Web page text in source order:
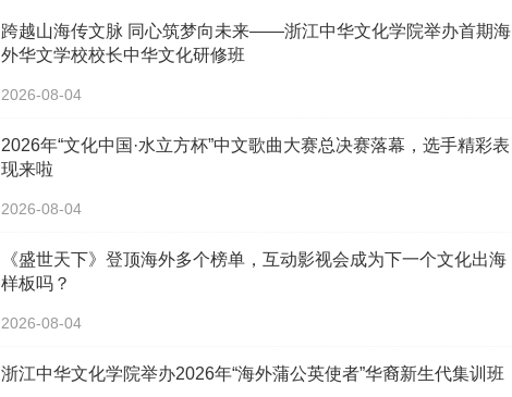
跨越山海传文脉 同心筑梦向未来——浙江中华文化学院举办首期海
外华文学校校长中华文化研修班
2026-08-04
2026年“文化中国·水立方杯”中文歌曲大赛总决赛落幕，选手精彩表
现来啦
2026-08-04
《盛世天下》登顶海外多个榜单，互动影视会成为下一个文化出海
样板吗？
2026-08-04
浙江中华文化学院举办2026年“海外蒲公英使者”华裔新生代集训班